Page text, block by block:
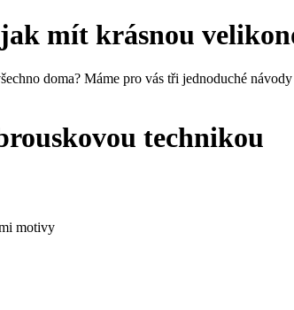
mít krásnou
doma? Máme pro vás tři jednoduché
technikou
motivy